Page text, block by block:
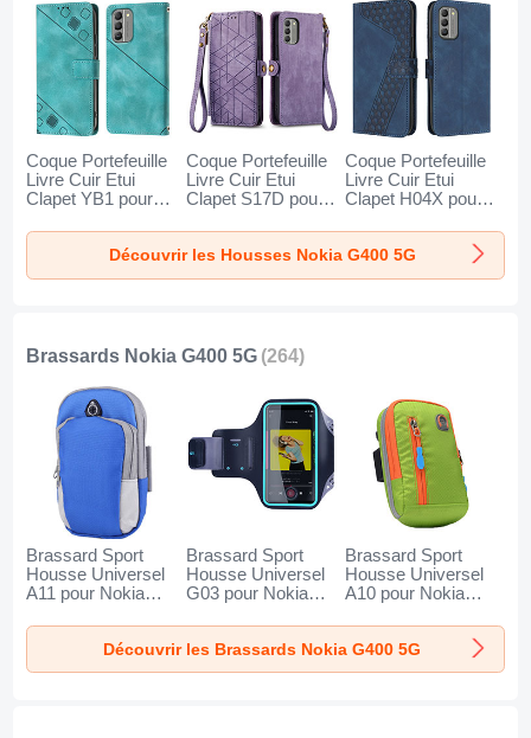
Coque Portefeuille
Livre Cuir Etui
Clapet YB1 pour
Vert
Coque Portefeuille
Livre Cuir Etui
Clapet S17D pour
Violet
Coque Portefeuille
Livre Cuir Etui
Clapet H04X pour
Bleu
Découvrir les Housses Nokia G400 5G
Brassards Nokia G400 5G (264)
Brassard Sport
Housse Universel
A11 pour Nokia
Brassard Sport
Housse Universel
G03 pour Nokia
Brassard Sport
Housse Universel
A10 pour Nokia
Découvrir les Brassards Nokia G400 5G